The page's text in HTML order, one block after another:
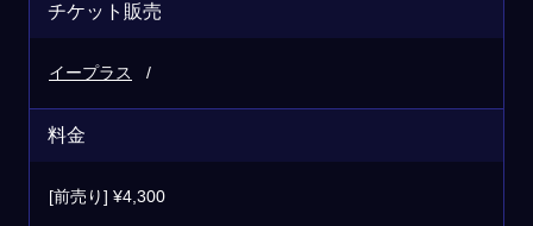
チケット販売
イープラス
料金
[前売り] ¥4,300